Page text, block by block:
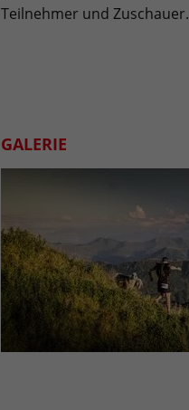
Teilnehmer und Zuschauer.
GALERIE